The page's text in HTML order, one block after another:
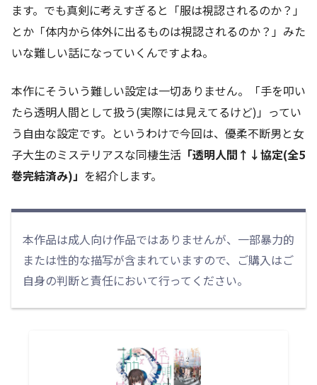
ます。でも真剣に考えすぎると「服は視認されるのか？」
とか「体内から体外に出るものは視認されるのか？」みた
いな難しい話になっていくんですよね。
本作にそういう難しい設定は一切ありません。「手を叩い
たら透明人間として扱う(実際には見えてるけど)」ってい
う自由な設定です。というわけで今回は、優柔不断男と女
子大生のミステリアスな同棲生活 「透明人間↑↓協定(全5
巻完結済み)」 を紹介します。
本作品は成人向け作品ではありませんが、一部暴力的
または性的な描写が含まれていますので、ご購入はご
自身の判断と責任において行ってください。